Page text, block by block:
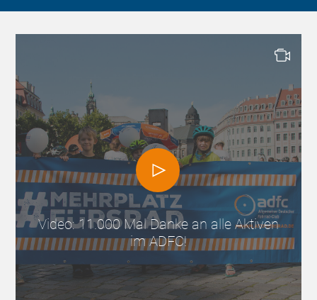
Video: 11.000 Mal Danke an alle Aktiven
im ADFC!